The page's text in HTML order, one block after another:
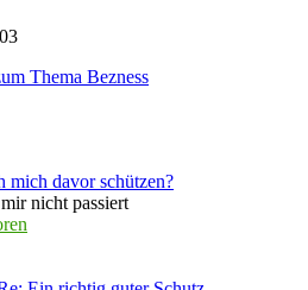
Thema Bezness
mich davor schützen?
nicht passiert